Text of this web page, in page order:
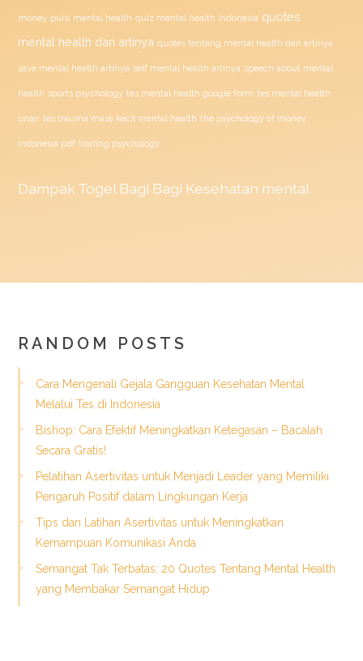
money puisi mental health quiz mental health indonesia quotes
mental health dan artinya quotes tentang mental health dan artinya
save mental health artinya self mental health artinya speech about mental
health sports psychology tes mental health google form tes mental health
unair tes trauma masa kecil mental health the psychology of money
indonesia pdf trading psychology
Dampak Togel Bagi Bagi Kesehatan mental
RANDOM POSTS
Cara Mengenali Gejala Gangguan Kesehatan Mental
Melalui Tes di Indonesia
Bishop: Cara Efektif Meningkatkan Ketegasan – Bacalah
Secara Gratis!
Pelatihan Asertivitas untuk Menjadi Leader yang Memiliki
Pengaruh Positif dalam Lingkungan Kerja
Tips dan Latihan Asertivitas untuk Meningkatkan
Kemampuan Komunikasi Anda
Semangat Tak Terbatas: 20 Quotes Tentang Mental Health
yang Membakar Semangat Hidup